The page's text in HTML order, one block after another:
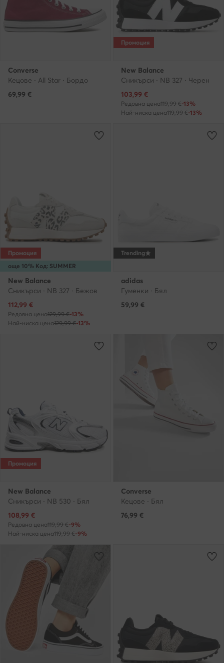
Converse
Кецове · All Star · Бордо
69,99 €
Промоция
New Balance
Сникърси · NB 327 · Черен
Актуална цена
103,99 €
Редовна цена119,99 €-13%
Най-ниска цена119,99 €-13%
още 10% Код: SUMMER
Промоция
New Balance
Сникърси · NB 327 · Бежов
Актуална цена
112,99 €
Редовна цена129,99 €-13%
Най-ниска цена129,99 €-13%
Trending
adidas
Гуменки · Бял
59,99 €
Промоция
New Balance
Сникърси · NB 530 · Бял
Актуална цена
108,99 €
Редовна цена119,99 €-9%
Най-ниска цена119,99 €-9%
Converse
Кецове · Бял
76,99 €